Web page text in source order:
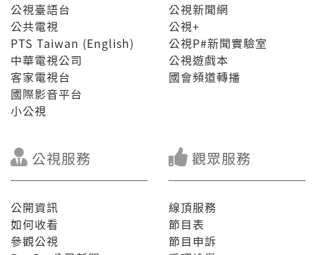
公視臺語台
公共電視
PTS Taiwan (English)
中華電視公司
客家電視台
國際影音平台
小公視
公視新聞網
公視+
公視P#新聞實驗室
公視遊戲本
國會頻道轉播
公視服務
公開資訊
如何收看
參觀公視
觀眾服務
線頂服務
節目表
節目申訴